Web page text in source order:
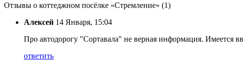
Отзывы о коттеджном посёлке «Стремление» (1)
Алексей 14 Января, 15:04
Про автодорогу "Сортавала" не верная информация. Имеется
ответить